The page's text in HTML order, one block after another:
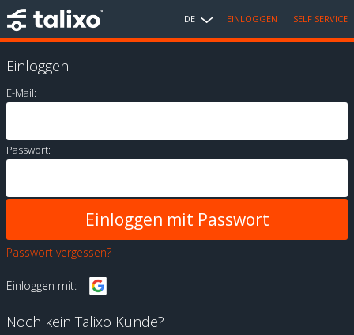
DE EINLOGGEN SELF SERVICE
Einloggen
E-Mail:
Passwort:
Passwort vergessen?
Einloggen mit:
Noch kein Talixo Kunde?